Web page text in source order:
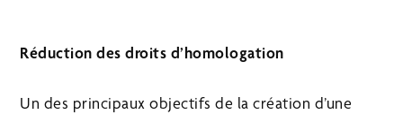
Réduction des droits d’homologation
Un des principaux objectifs de la création d’une